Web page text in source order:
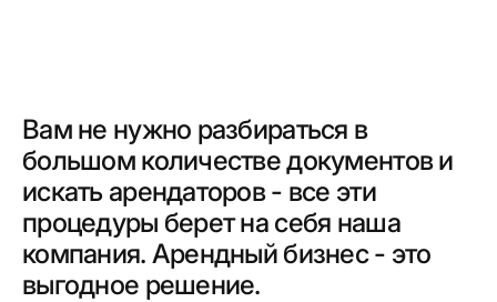
Вам не нужно разбираться в
большом количестве документов и
искать арендаторов - все эти
процедуры берет на себя наша
компания. Арендный бизнес - это
выгодное решение.